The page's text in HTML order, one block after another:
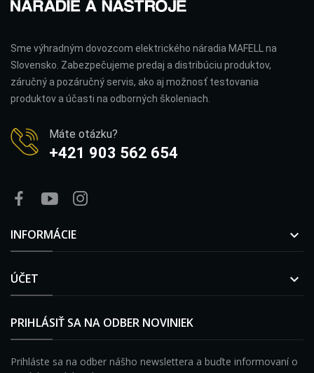
Sme výhradným dovozcom elektrického náradia MAFELL na
Slovensko. Zabezpečujeme predaj a distribúciu produktov,
záručný a pozáručný servis, ako aj možnosť testovania
produktov a účasti na odborných školeniach.
Máte otázku?
+421 903 562 654
INFORMÁCIE 
ÚČET 
PRIHLÁSIŤ SA NA ODBER NOVINIEK
Prihláste sa na odber nášho newslettera a buďte informovaní o